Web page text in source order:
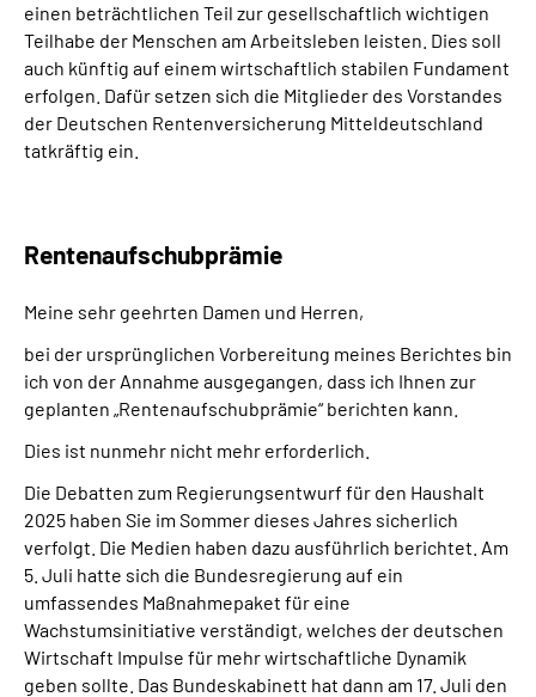
einen beträchtlichen Teil zur gesellschaftlich wichtigen
Teilhabe der Menschen am Arbeitsleben leisten. Dies soll
auch künftig auf einem wirtschaftlich stabilen Fundament
erfolgen. Dafür setzen sich die Mitglieder des Vorstandes
der Deutschen Rentenversicherung Mitteldeutschland
tatkräftig ein.
Rentenaufschubprämie
Meine sehr geehrten Damen und Herren,
bei der ursprünglichen Vorbereitung meines Berichtes bin
ich von der Annahme ausgegangen, dass ich Ihnen zur
geplanten „Rentenaufschubprämie“ berichten kann.
Dies ist nunmehr nicht mehr erforderlich.
Die Debatten zum Regierungsentwurf für den Haushalt
2025 haben Sie im Sommer dieses Jahres sicherlich
verfolgt. Die Medien haben dazu ausführlich berichtet. Am
5. Juli hatte sich die Bundesregierung auf ein
umfassendes Maßnahmepaket für eine
Wachstumsinitiative verständigt, welches der deutschen
Wirtschaft Impulse für mehr wirtschaftliche Dynamik
geben sollte. Das Bundeskabinett hat dann am 17. Juli den